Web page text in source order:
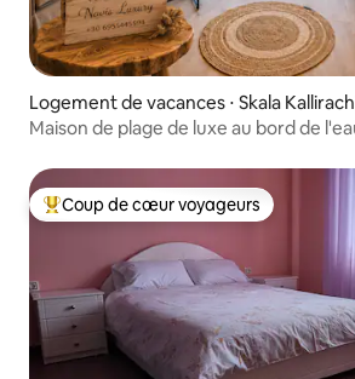
Logement de vacances ⋅ Skala
Maison de plage de luxe au bord de
Coups de cœur voyageurs les plus
Coup de cœur voyageurs